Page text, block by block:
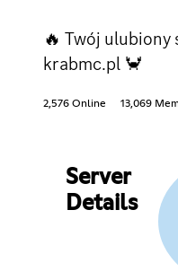
🔥 Twój ulubiony
krabmc.pl 🦀
2,576 Online 13,069
Server
Details